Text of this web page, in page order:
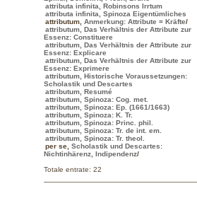
attributa infinita, Robinsons Irrtum
attributa infinita, Spinoza Eigentümliches
attributum Anmerkung: Attribute = Kräfte/
attributum, Das Verhältnis der Attribute zur
Essenz: Constituere
attributum, Das Verhältnis der Attribute zur
Essenz: Explicare
attributum, Das Verhältnis der Attribute zur
Essenz: Exprimere
attributum, Historische Voraussetzungen:
Scholastik und Descartes
attributum, Resumé
attributum, Spinoza: Cog. met.
attributum, Spinoza: Ep. (1661/1663)
attributum, Spinoza: K. Tr.
attributum, Spinoza: Princ. phil.
attributum, Spinoza: Tr. de int. em.
attributum, Spinoza: Tr. theol.
per se Scholastik und Descartes:
Nichtinhärenz, Indipendenz/
Totale entrate: 22